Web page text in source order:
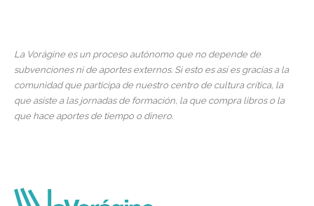
La Vorágine es un proceso autónomo que no depende de
subvenciones ni de aportes externos. Si esto es así es gracias a la
comunidad que participa de nuestro centro de cultura crítica, la
que asiste a las jornadas de formación, la que compra libros o la
que hace aportes de tiempo o dinero.